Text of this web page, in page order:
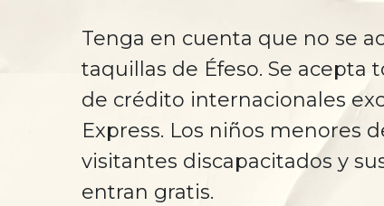
Tenga en cuenta que no se
taquillas de Éfeso. Se acepta
de crédito internacionales
Express. Los niños menores
visitantes discapacitados y
entran gratis.